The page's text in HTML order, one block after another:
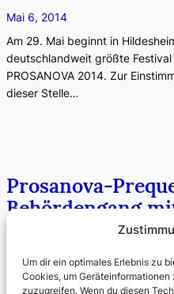
Um dir ein optimales Erlebnis zu
Cookies, um
zuzugreifen. Wenn du diesen
Mai 6, 2014
Am 29. Mai beginnt in
deutschlandweit größte
PROSANOVA 2014. Zur
dieser Stelle…
Prosanova-
Behördengang
Parschtschikow
April 24, 2014